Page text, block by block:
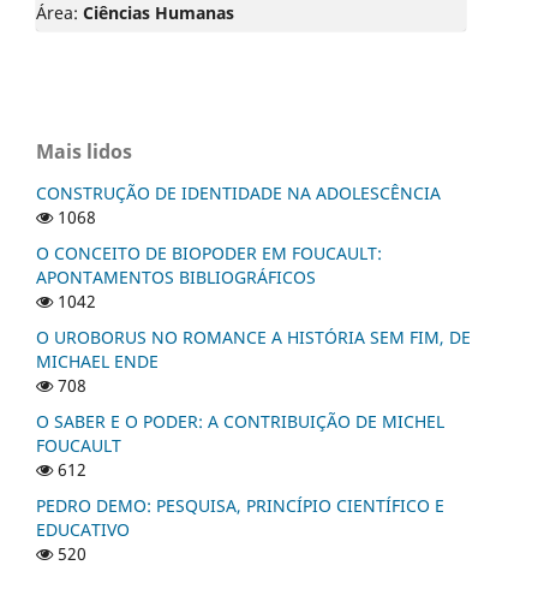
Área: Ciências Humanas
Mais lidos
CONSTRUÇÃO DE IDENTIDADE NA ADOLESCÊNCIA
1068
O CONCEITO DE BIOPODER EM FOUCAULT:
APONTAMENTOS BIBLIOGRÁFICOS
1042
O UROBORUS NO ROMANCE A HISTÓRIA SEM FIM, DE
MICHAEL ENDE
708
O SABER E O PODER: A CONTRIBUIÇÃO DE MICHEL
FOUCAULT
612
PEDRO DEMO: PESQUISA, PRINCÍPIO CIENTÍFICO E
EDUCATIVO
520